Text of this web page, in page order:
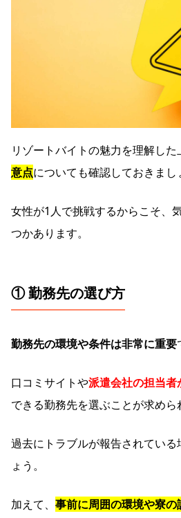
リゾートバイトの魅力を理解した
意点についても確認しておきまし
女性が1人で挑戦するからこそ、
つかあります。
① 勤務先の選び方
勤務先の環境や条件は非常に重要
口コミサイトや派遣会社の担当者
できる勤務先を選ぶことが求めら
過去にトラブルが報告されてい
ょう。
加えて、 事前に周囲の環境や寮